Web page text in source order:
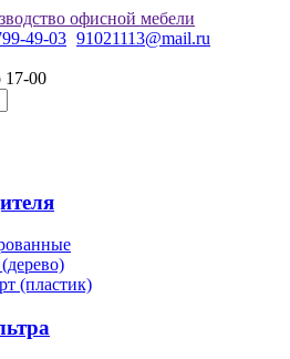
49-03 91021113@mail.ru
17-00
(пластик)